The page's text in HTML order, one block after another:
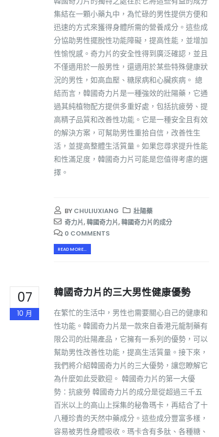
集結在一顆小藥丸中，為忙碌的男性提供方便和
迅速的方式來獲得身體所需的營養成分。這些成
分協助男性擺脫性功能障礙，提高性能，並增加
性愉悅感。奇力片的安全性得到廣泛確認，並且
不僅適用於一般男性，還適用於某些特殊健康狀
況的男性，如高血壓、糖尿病和心臟疾病。 總
結而言，韓國奇力片是一種強效的壯陽藥，它通
過其純植物配方提供多重好處，包括抗疲勞、提
高精子品質和改善性功能。它是一種安全且有效
的解決方案，可幫助男性重拾自信，改善性生
活，並提高整體生活質量。如果您尋求提升性能
和性滿足度，韓國奇力片可能是您值得考慮的選
擇。
BY CHULIUXIANG
壯陽藥
奇力片,韓國奇力片,韓國奇力片的成分
0 COMMENTS
READ MORE...
07
10 月
韓國奇力片的三大男性健康優勢
在繁忙的生活中，男性也需要關心自己的健康和
性功能。韓國奇力片是一款來自香港元龍制藥有
限公司的壯陽產品，它擁有一系列的優勢，可以
幫助男性改善性功能，提高生活質量。接下來，
我們將介紹韓國奇力片的三大優勢，讓您瞭解它
為什麼如此受歡迎。 韓國奇力片的第一大優
勢：抗疲勞 韓國奇力片的成分是從超過三千五
百米以上的高山上採集的秘魯瑪卡，再結合了十
八種珍貴的天然中藥成分。這些成分豐富多樣，
容易被男性身體吸收。瑪卡含有多肽、各種糖、